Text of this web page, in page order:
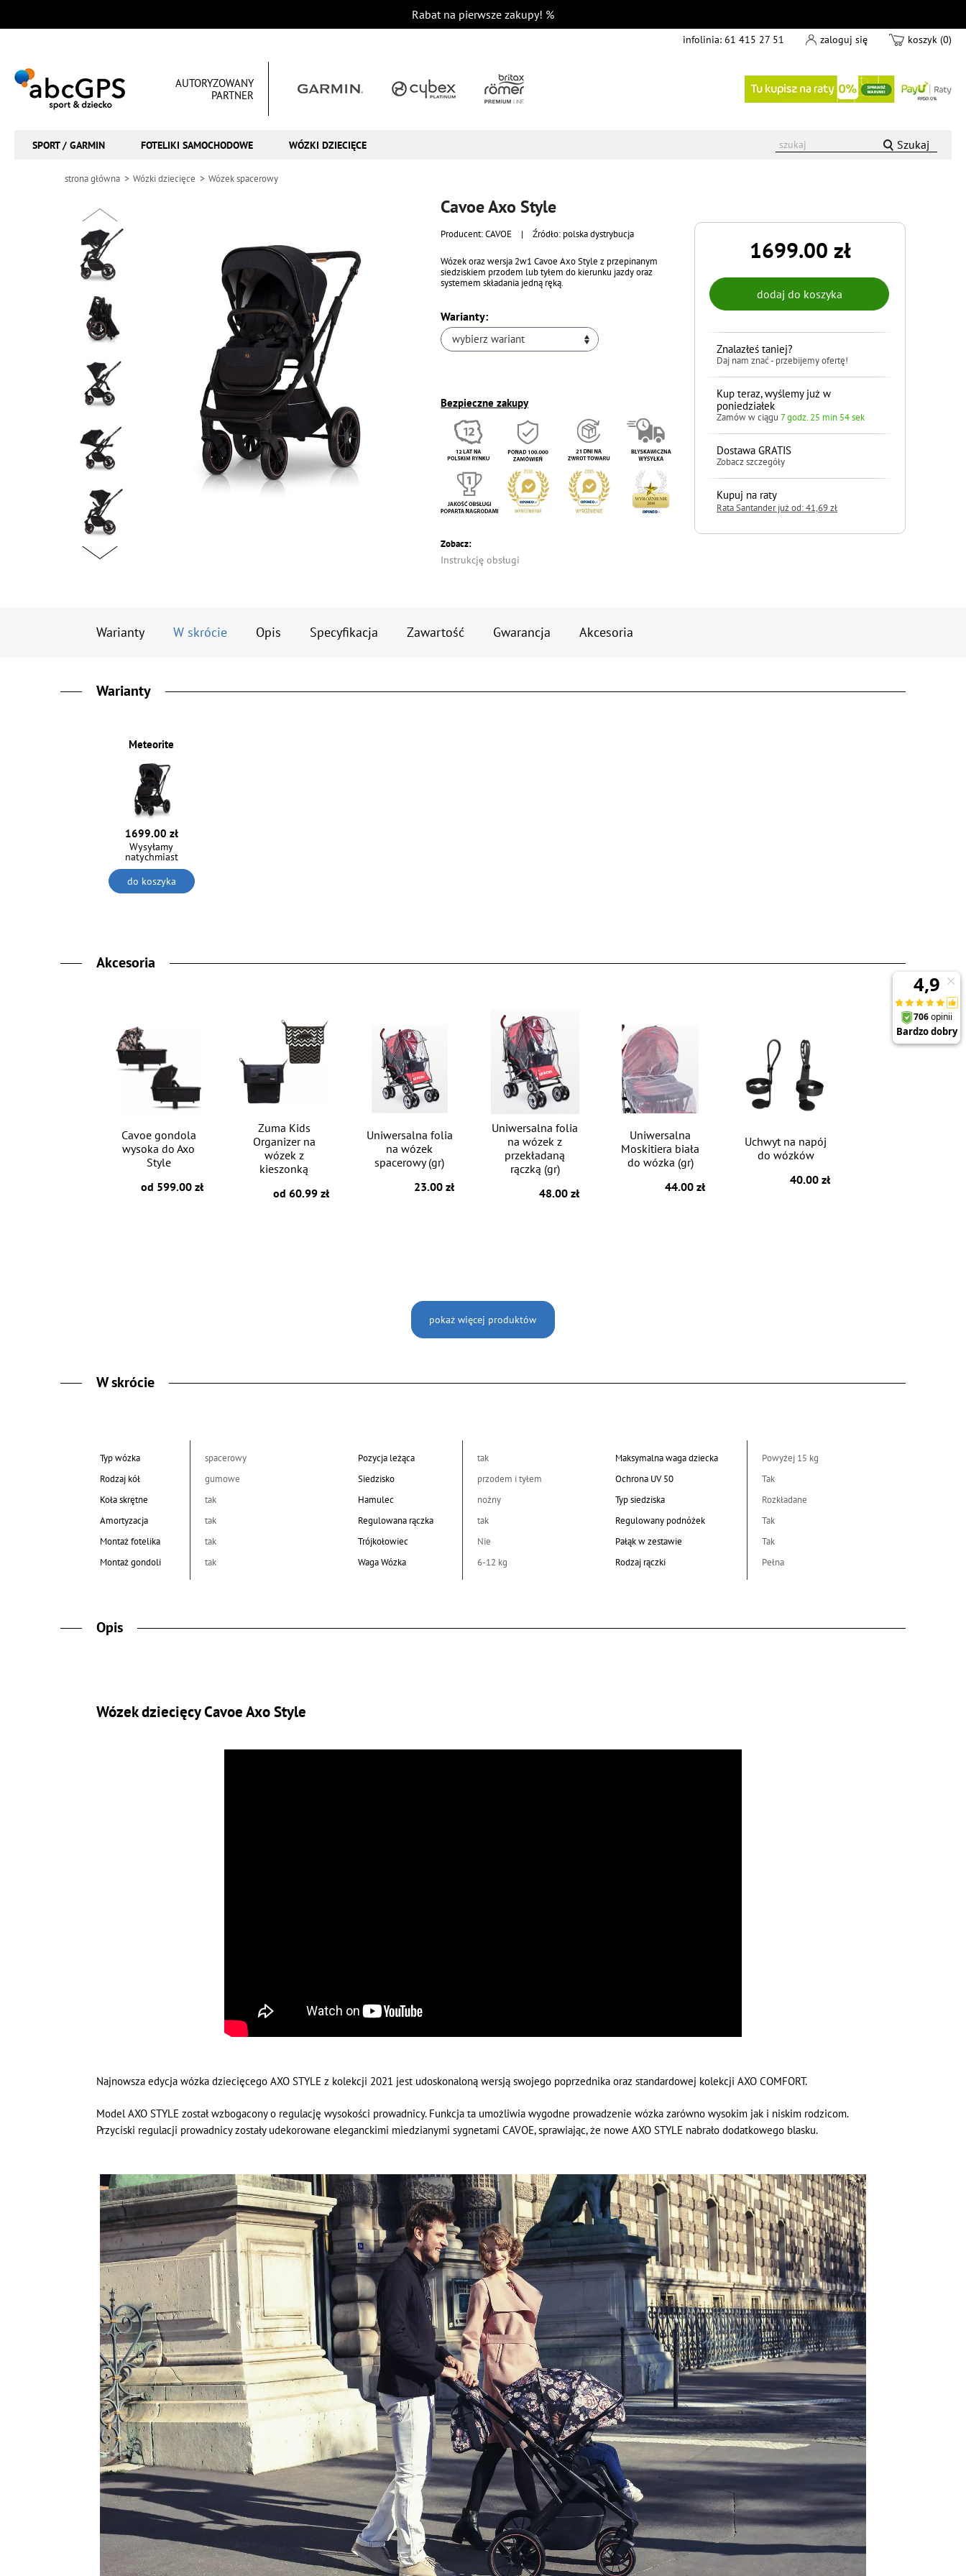
Rabat na pierwsze zakupy! %
infolinia: 61 415 27 51 zaloguj się koszyk (0)
AUTORYZOWANY
PARTNER
SPORT / GARMIN FOTELIKI SAMOCHODOWE WÓZKI DZIECIĘCE Szukaj
strona główna Wózki dziecięce Wózek spacerowy
Cavoe Axo Style
Producent:CAVOE | Źródło: polska dystrybucja
Wózek oraz wersja 2w1 Cavoe Axo Style z przepinanym
siedziskiem przodem lub tyłem do kierunku jazdy oraz
systemem składania jedną ręką.
Warianty:
wybierz wariant
Bezpieczne zakupy
Zobacz:
Instrukcję obsługi
1699.00 zł
Znalazłeś taniej?
Daj nam znać - przebijemy ofertę!
Kup teraz, wyślemy już w
poniedziałek
Zamów w ciągu7 godz. 25 min 53 sek
Dostawa GRATIS
Zobacz szczegóły
Kupuj na raty
Rata Santander już od: 41,69 zł
Warianty W skrócie Opis Specyfikacja Zawartość Gwarancja Akcesoria
Warianty
Meteorite
1699.00 zł
Wysyłamy
natychmiast
do koszyka
Akcesoria
Cavoe gondola
wysoka do Axo
Style
od 599.00 zł
Zuma Kids
Organizer na
wózek z
kieszonką
od 60.99 zł
Uniwersalna folia
na wózek
spacerowy (gr)
23.00 zł
Uniwersalna folia
na wózek z
przekładaną
rączką (gr)
48.00 zł
Uniwersalna
Moskitiera biała
do wózka (gr)
44.00 zł
Uchwyt na napój
do wózków
40.00 zł
pokaż więcej produktów
W skrócie
Typ wózka
spacerowy
Rodzaj kół
gumowe
Koła skrętne
tak
Amortyzacja
tak
Montaż fotelika
tak
Montaż gondoli
tak
Pozycja leżąca
tak
Siedzisko
przodem i tyłem
Hamulec
nożny
Regulowana rączka
tak
Trójkołowiec
Nie
Waga Wózka
6-12 kg
Maksymalna waga dziecka
Powyżej 15 kg
Ochrona UV 50
Tak
Typ siedziska
Rozkładane
Regulowany podnóżek
Tak
Pałąk w zestawie
Tak
Rodzaj rączki
Pełna
Opis
Wózek dziecięcy Cavoe Axo Style
Najnowsza edycja wózka dziecięcego AXO STYLE z kolekcji 2021 jest udoskonaloną wersją swojego poprzednika oraz standardowej kolekcji AXO COMFORT.
Model AXO STYLE został wzbogacony o regulację wysokości prowadnicy. Funkcja ta umożliwia wygodne prowadzenie wózka zarówno wysokim jak i niskim rodzicom.
Przyciski regulacji prowadnicy zostały udekorowane eleganckimi miedzianymi sygnetami CAVOE, sprawiając, że nowe AXO STYLE nabrało dodatkowego blasku.